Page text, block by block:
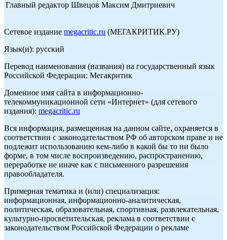
Главный редактор Швецов Максим Дмитриевич
Сетевое издание megacritic.ru (МЕГАКРИТИК.РУ)
Язык(и): русский
Перевод наименования (названия) на государственный язык
Российской Федерации: Мегакритик
Доменное имя сайта в информационно-
телекоммуникационной сети «Интернет» (для сетевого
издания): megacritic.ru
Вся информация, размещенная на данном сайте, охраняется в
соответствии с законодательством РФ об авторском праве и не
подлежит использованию кем-либо в какой бы то ни было
форме, в том числе воспроизведению, распространению,
переработке не иначе как с письменного разрешения
правообладателя.
Примерная тематика и (или) специализация:
информационная, информационно-аналитическая,
политическая, образовательная, спортивная, развлекательная,
культурно-просветительская, реклама в соответствии с
законодательством Российской Федерации о рекламе